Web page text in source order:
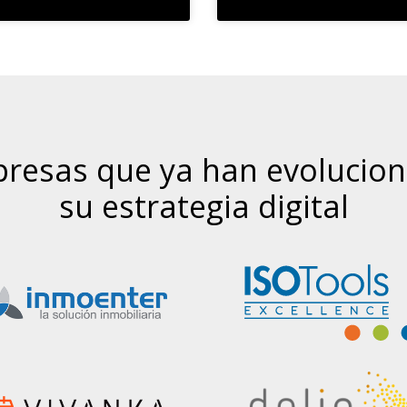
que ya han
su estrategia digital